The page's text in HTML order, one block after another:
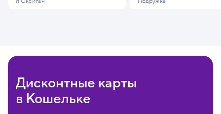
Дисконтные карты
в Кошельке